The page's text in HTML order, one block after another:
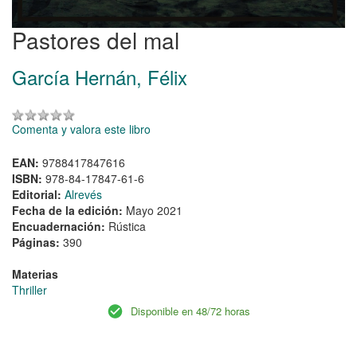
Pastores del mal
García Hernán, Félix
Comenta y valora este libro
EAN: 9788417847616
ISBN: 978-84-17847-61-6
Editorial: Alrevés
Fecha de la edición: Mayo 2021
Encuadernación: Rústica
Páginas: 390
Materias
Thriller
Disponible en 48/72 horas